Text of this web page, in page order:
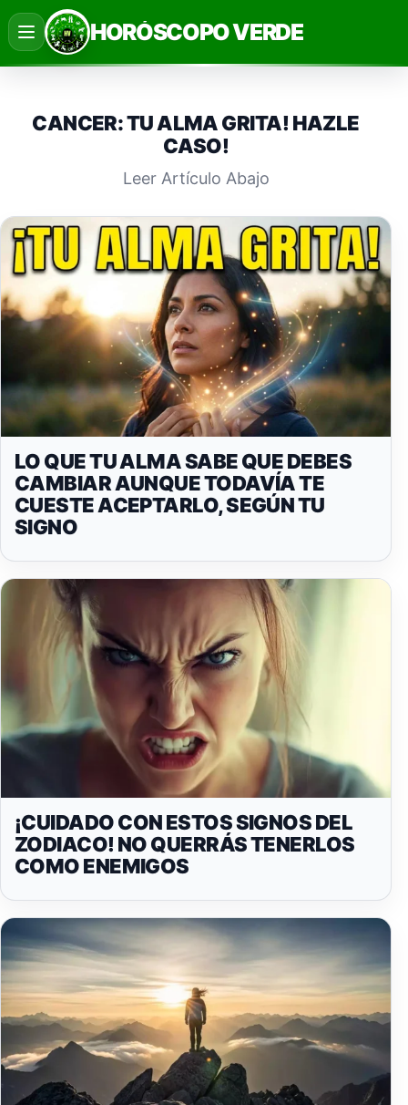
Saltar
al
contenido
HORÓSCOPO VERDE
CANCER: TU ALMA GRITA! HAZLE
CASO!
Leer Artículo Abajo
LO QUE TU ALMA SABE QUE DEBES
CAMBIAR AUNQUE TODAVÍA TE
CUESTE ACEPTARLO, SEGÚN TU
SIGNO
¡CUIDADO CON ESTOS SIGNOS DEL
ZODIACO! NO QUERRÁS TENERLOS
COMO ENEMIGOS